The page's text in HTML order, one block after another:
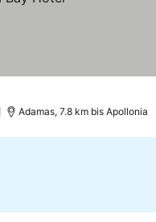
Adamas, 7.8 km bis Apollonia